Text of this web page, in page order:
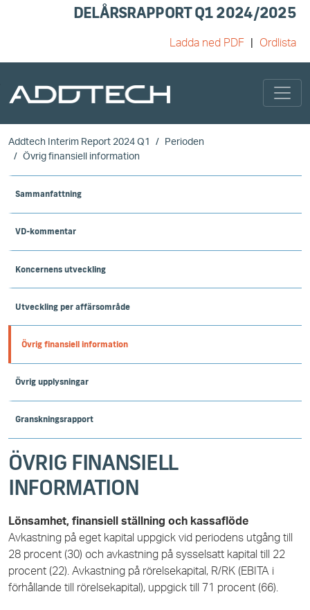
DELÅRSRAPPORT Q1 2024/2025
Ladda ned PDF Ordlista
Skip to main content
Addtech Interim Report 2024 Q1
Perioden
Övrig finansiell information
Sammanfattning
VD-kommentar
Koncernens utveckling
Utveckling per affärsområde
Övrig finansiell information
Övrig upplysningar
Granskningsrapport
ÖVRIG FINANSIELL
INFORMATION
Lönsamhet, finansiell ställning och kassaflöde
Avkastning på eget kapital uppgick vid periodens utgång till
28 procent (30) och avkastning på sysselsatt kapital till 22
procent (22). Avkastning på rörelsekapital, R/RK (EBITA i
förhållande till rörelsekapital), uppgick till 71 procent (66).